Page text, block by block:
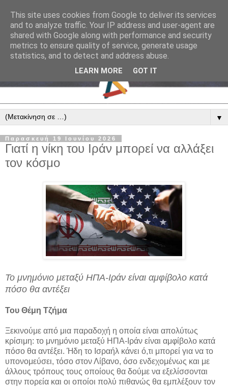
▼
Παρασκευή 19 Ιουνίου 2026
Γιατί η νίκη του Ιράν μπορεί να αλλάξει
τον κόσμο
Το μνημόνιο μεταξύ ΗΠΑ-Ιράν είναι αμφίβολο κατά
πόσο θα αντέξει
Του Θέμη Τζήμα
Ξεκινούμε από μια παραδοχή η οποία είναι απολύτως
κρίσιμη: το μνημόνιο μεταξύ ΗΠΑ-Ιράν είναι αμφίβολο κατά
πόσο θα αντέξει. Ήδη το Ισραήλ κάνει ό,τι μπορεί για να το
υπονομεύσει, τόσο στον Λίβανο, όσο ενδεχομένως και με
άλλους τρόπους τους οποίους θα δούμε να εξελίσσονται
στην πορεία και οι οποίοι πολύ πιθανώς θα εμπλέξουν τον
This site uses cookies from Google to deliver its services
and to analyze traffic. Your IP address and user-agent are
shared with Google along with performance and security
metrics to ensure quality of service, generate usage
statistics, and to detect and address abuse.
LEARN MORE GOT IT